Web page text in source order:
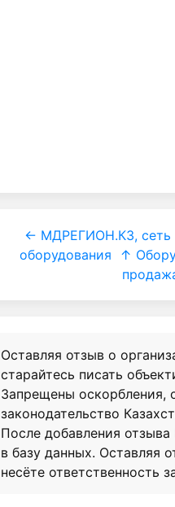
← МДРЕГИОН.КЗ, сеть
оборудования
↑
Оставляя отзыв о
старайтесь писать
Запрещены
законодательство
После добавления
в базу данных. Оставляя
несёте ответственность